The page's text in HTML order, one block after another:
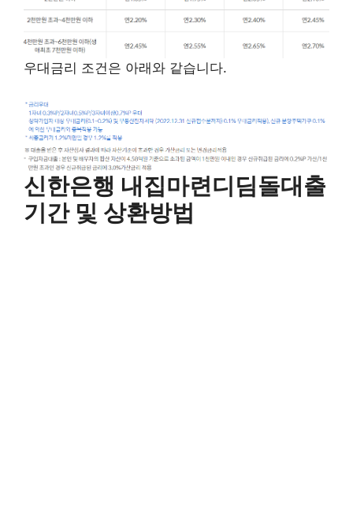
우대금리 조건은 아래와 같습니다.
신한은행 내집마련디딤돌대출
기간 및 상환방법